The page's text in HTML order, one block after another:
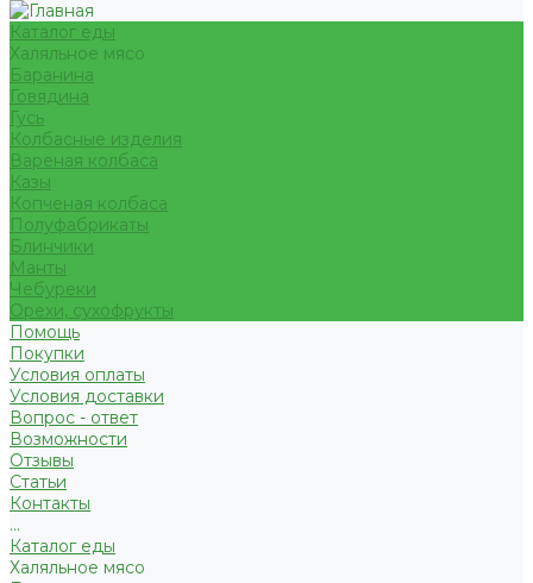
Каталог еды
Халяльное мясо
Баранина
Говядина
Гусь
Колбасные изделия
Вареная колбаса
Казы
Копченая колбаса
Полуфабрикаты
Блинчики
Манты
Чебуреки
Орехи, сухофрукты
Помощь
Покупки
Условия оплаты
Условия доставки
Вопрос - ответ
Возможности
Отзывы
Статьи
Контакты
...
Каталог еды
Халяльное мясо